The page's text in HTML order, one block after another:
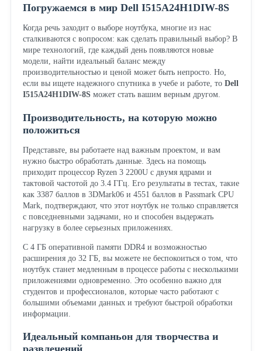
Погружаемся в мир Dell I515A24H1DIW-8S
Когда речь заходит о выборе ноутбука, многие из нас
сталкиваются с вопросом: как сделать правильный выбор? В
мире технологий, где каждый день появляются новые
модели, найти идеальный баланс между
производительностью и ценой может быть непросто. Но,
если вы ищете надежного спутника в учебе и работе, то Dell
I515A24H1DIW-8Sможет стать вашим верным другом.
Производительность, на которую можно
положиться
Представьте, вы работаете над важным проектом, и вам
нужно быстро обработать данные. Здесь на помощь
приходит процессор Ryzen 3 2200U с двумя ядрами и
тактовой частотой до 3.4 ГГц. Его результаты в тестах, такие
как 3387 баллов в 3DMark06 и 4551 баллов в Passmark CPU
Mark, подтверждают, что этот ноутбук не только справляется
с повседневными задачами, но и способен выдержать
нагрузку в более серьезных приложениях.
С 4 ГБ оперативной памяти DDR4 и возможностью
расширения до 32 ГБ, вы можете не беспокоиться о том, что
ноутбук станет медленным в процессе работы с несколькими
приложениями одновременно. Это особенно важно для
студентов и профессионалов, которые часто работают с
большими объемами данных и требуют быстрой обработки
информации.
Идеальный компаньон для творчества и
развлечений